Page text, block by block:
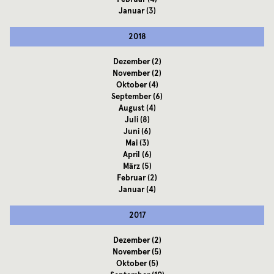
Januar(3)
2018
Dezember(2)
November(2)
Oktober(4)
September(6)
August(4)
Juli(8)
Juni(6)
Mai(3)
April (6)
März(5)
Februar(2)
Januar(4)
2017
Dezember(2)
November(5)
Oktober(5)